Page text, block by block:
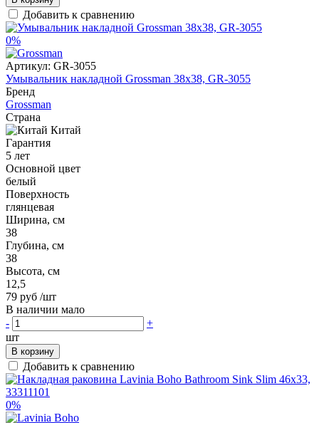
Добавить к сравнению
0%
Артикул: GR-3055
Умывальник накладной Grossman 38x38, GR-3055
Бренд
Grossman
Страна
Китай
Гарантия
5 лет
Основной цвет
белый
Поверхность
глянцевая
Ширина, см
38
Глубина, см
38
Высота, см
12,5
79 руб /шт
В наличии мало
-
+
шт
В корзину
Добавить к сравнению
0%